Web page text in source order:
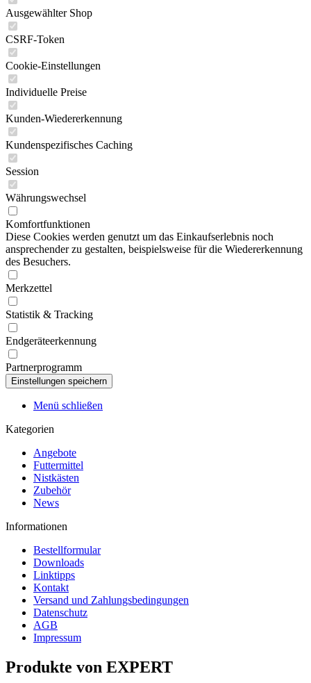
Ausgewählter Shop
CSRF-Token
Cookie-Einstellungen
Individuelle Preise
Kunden-Wiedererkennung
Kundenspezifisches Caching
Session
Währungswechsel
Komfortfunktionen
Diese Cookies werden genutzt um das Einkaufserlebnis noch
ansprechender zu gestalten, beispielsweise für die Wiedererkennung
des Besuchers.
Merkzettel
Statistik & Tracking
Endgeräteerkennung
Partnerprogramm
Menü schließen
Kategorien
Angebote
Futtermittel
Nistkästen
Zubehör
News
Informationen
Bestellformular
Downloads
Linktipps
Kontakt
Versand und Zahlungsbedingungen
Datenschutz
AGB
Impressum
Produkte von EXPERT